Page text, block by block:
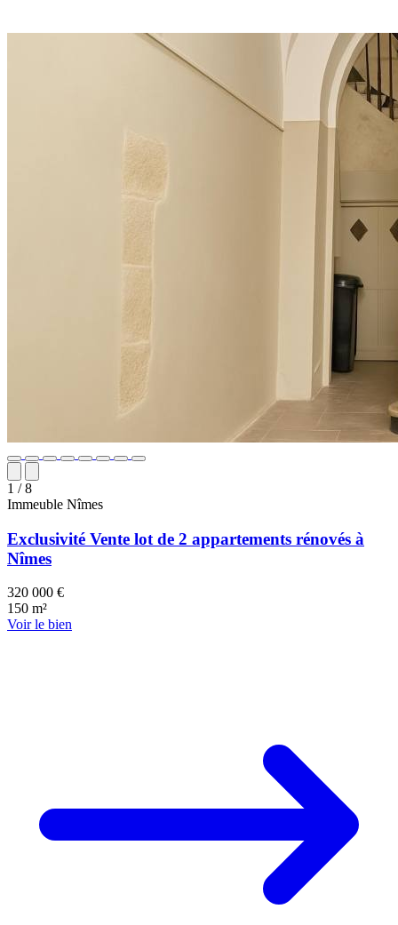
1 / 8
Immeuble Nîmes
Exclusivité Vente lot de 2 appartements rénovés à
Nîmes
320 000 €
150 m²
Voir le bien